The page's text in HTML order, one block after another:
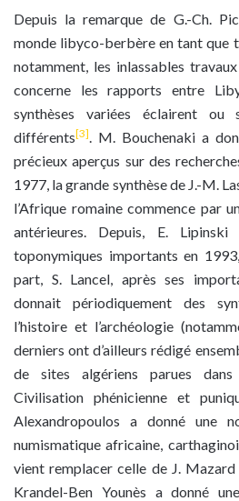
Depuis la remarque de G.-Ch.
monde libyco-berbère en tant que
notamment, les inlassables
concerne les rapports entre
synthèses variées éclairent ou
différents[3]. M. Bouchenaki a
précieux aperçus sur des
1977, la grande synthèse de J.-M.
l’Afrique romaine commence par
antérieures. Depuis, E.
toponymiques importants en
part, S. Lancel, après ses
donnait périodiquement des
l’histoire et l’archéologie
derniers ont d’ailleurs rédigé
de sites algériens parues
Civilisation phénicienne et
Alexandropoulos a donné une
numismatique africaine,
vient remplacer celle de J.
Krandel-Ben Younès a donné